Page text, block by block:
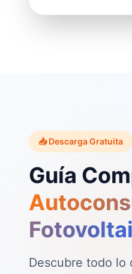
📥 Descarga Gratuita
Guía
Descubre todo lo